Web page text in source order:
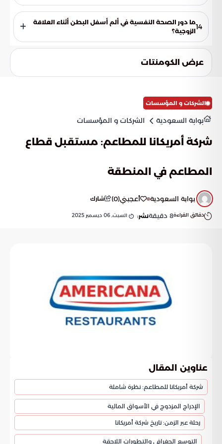
نعم، بعض الوضعيات قد تكون أكثر راحة من غيرها. يجب على
الزوجين تجربة وضعيات مختلفة لتحديد تلك التي تقلل الضغط
والألم.14ما دور الصحة النفسية في ألم أسفل البطن أثناء العلاقة
الزوجية؟
الصحة النفسية تلعب دورًا كبيرًا، فالقلق والتوتر يمكن أن يزيدا من
يساعد في تخفيف التوتر وتحسين العلاقة الحميمة.
عرض الكومنتات
الشركات و المؤسسات
بوابة السعودية الشركات و المؤسسات
شركة أمريكانا للمطاعم: مستقبل قطاع
المطاعم في المنطقة
بوابة السعودية أعجبني(
0
) شارك
دقائق القراءة8 دقيقةنشر: السبت, 06 ديسمبر 2025
عناوين المقال
شركة أمريكانا للمطاعم: نظرة شاملة
الإدراج المزدوج في الأسواق المالية
رحلة عبر الزمن: تاريخ شركة أمريكانا
التوسع الجغرافي والتطورات اللاحقة